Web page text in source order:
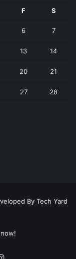
F S
6 7
13 14
20 21
27 28
By Tech Yard